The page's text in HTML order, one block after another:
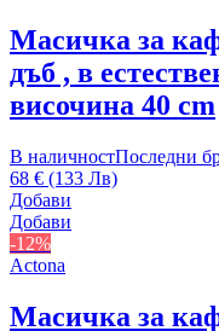
Масичка за
дъб , в
височина 40 cm
В наличностПоследни
68 € (133 Лв)
Добави
Добави
-12%
Actona
Масичка за